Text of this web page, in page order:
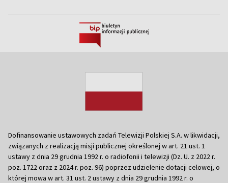
Dofinansowanie ustawowych zadań Telewizji Polskiej S.A. w likwidacji,
związanych z realizacją misji publicznej określonej w art. 21 ust. 1
ustawy z dnia 29 grudnia 1992 r. o radiofonii i telewizji (Dz. U. z 2022 r.
poz. 1722 oraz z 2024 r. poz. 96) poprzez udzielenie dotacji celowej, o
której mowa w art. 31 ust. 2 ustawy z dnia 29 grudnia 1992 r. o